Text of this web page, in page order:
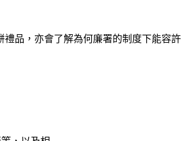
品，亦會了解為何廉署的制度下能容